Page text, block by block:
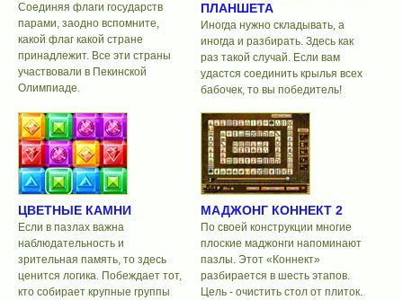
Соединяя флаги государств
парами, заодно вспомните,
какой флаг какой стране
принадлежит. Все эти страны
участвовали в Пекинской
Олимпиаде.
ПЛАНШЕТА
Иногда нужно складывать, а
иногда и разбирать. Здесь как
раз такой случай. Если вам
удастся соединить крылья всех
бабочек, то вы победитель!
ЦВЕТНЫЕ КАМНИ
Если в пазлах важна
наблюдательность и
зрительная память, то здесь
ценится логика. Побеждает тот,
кто собирает крупные группы
МАДЖОНГ КОННЕКТ 2
По своей конструкции многие
плоские маджонги напоминают
пазлы. Этот «Коннект»
разбирается в шесть этапов.
Цель - очистить стол от плиток.